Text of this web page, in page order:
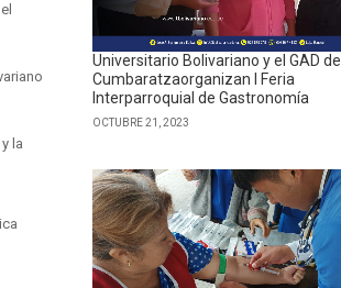
la
Universitario Bolivariano y el GAD de
Cumbaratzaorganizan I Feria
Interparroquial de Gastronomía
OCTUBRE 21, 2023